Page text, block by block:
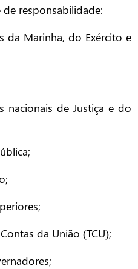
responsabilidade:
da Marinha, do Exército e
nacionais de Justiça e do
da União (TCU);